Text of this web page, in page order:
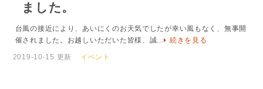
ました。
台風の接近により、あいにくのお天気でしたが幸い風もなく、無事開
催されました。お越しいただいた皆様、誠...
続きを見る
2019-10-15 更新 イベント